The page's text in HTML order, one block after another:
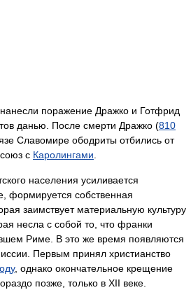
поражение Дражко и Готфрид
данью. После смерти Дражко (810
Славомире ободриты отбились от
с Каролингами
населения усиливается
формируется собственная
заимствует материальную культуру
несла с собой то, что франки
Риме. В это же время появляются
Первым принял христианство
, однако окончательное крещение
позже, только в XII веке.